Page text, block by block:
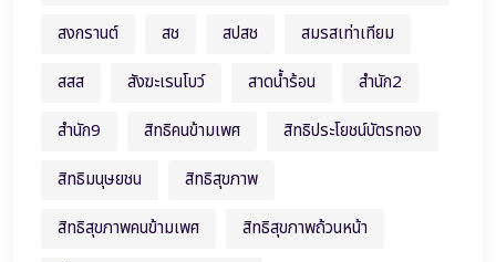
สงกรานต์
สช สปสช
สมรสเท่าเทียม
สสส
สังฆะเรนโบว์ สาดน้ำร้อน
สำนัก2
สำนัก9
สิทธิคนข้ามเพศ
สิทธิประโยชน์บัตรทอง
สิทธิมนุษยชน
สิทธิสุขภาพ
สิทธิสุขภาพคนข้ามเพศ
สิทธิสุขภาพถ้วนหน้า